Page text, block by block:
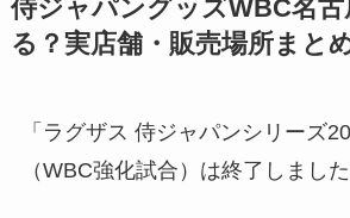
侍ジャパングッズWBC名古
る？実店舗・販売場所まと
「ラグザス 侍ジャパンシリーズ
（WBC強化試合）は終了しました